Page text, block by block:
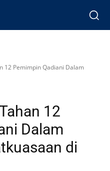
12 Pemimpin Qadiani Dalam
12
Dalam
di